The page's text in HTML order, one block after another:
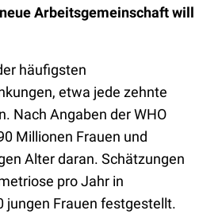
Arbeitsgemeinschaft will
häufigsten
etwa jede zehnte
Nach Angaben der WHO
Millionen Frauen und
Alter daran. Schätzungen
pro Jahr in
jungen Frauen festgestellt.